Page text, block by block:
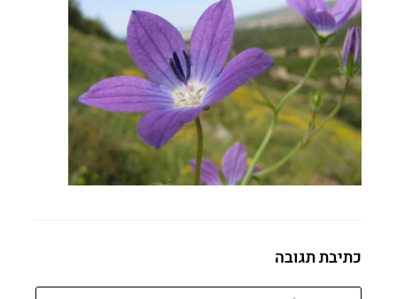
כתיבת תגובה